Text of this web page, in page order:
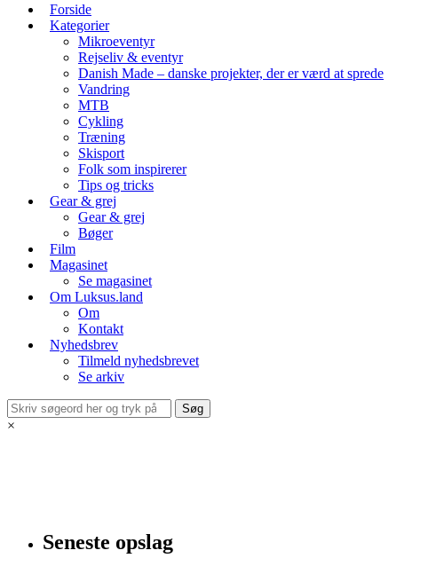
Forside
Kategorier
Mikroeventyr
Rejseliv & eventyr
Danish Made – danske projekter, der er værd at sprede
Vandring
MTB
Cykling
Træning
Skisport
Folk som inspirerer
Tips og tricks
Gear & grej
Gear & grej
Bøger
Film
Magasinet
Se magasinet
Om Luksus.land
Om
Kontakt
Nyhedsbrev
Tilmeld nyhedsbrevet
Se arkiv
×
Seneste opslag